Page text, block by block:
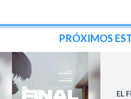
PRÓXIMOS
EL